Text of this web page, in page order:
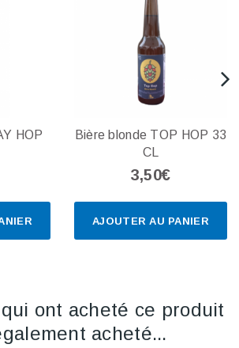
HOP
AJOUTER AU PANIER
Bière blonde TOP HOP 33
CL
3,50€
ont acheté ce produit
acheté...